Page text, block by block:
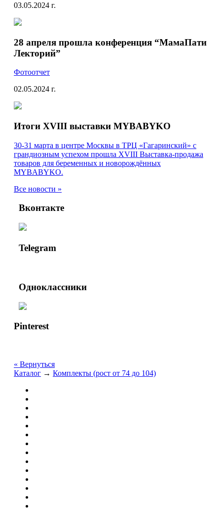
03.05.2024 г.
28 апреля прошла конференция “МамаПати
Лекторий”
Фотоотчет
02.05.2024 г.
Итоги XVIII выставки MYBABYKO
30-31 марта в центре Москвы в ТРЦ «Гагаринский» с
грандиозным успехом прошла XVIII Выставка-продажа
товаров для беременных и новорождённых
MYBABYKO.
Все новости »
Вконтакте
Telegram
Одноклассники
Pinterest
« Вернуться
Каталог → Комплекты (рост от 74 до 104)